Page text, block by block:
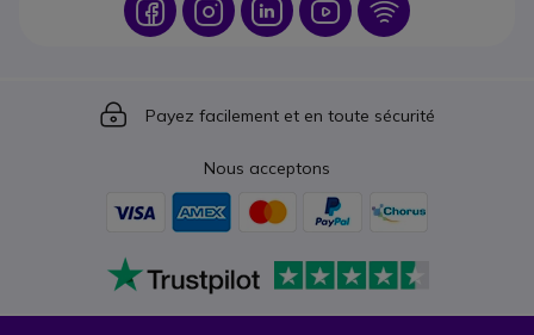
Icon IconIcon Icon Icon
Icon
Payez facilement et en toute sécurité
Nous acceptons